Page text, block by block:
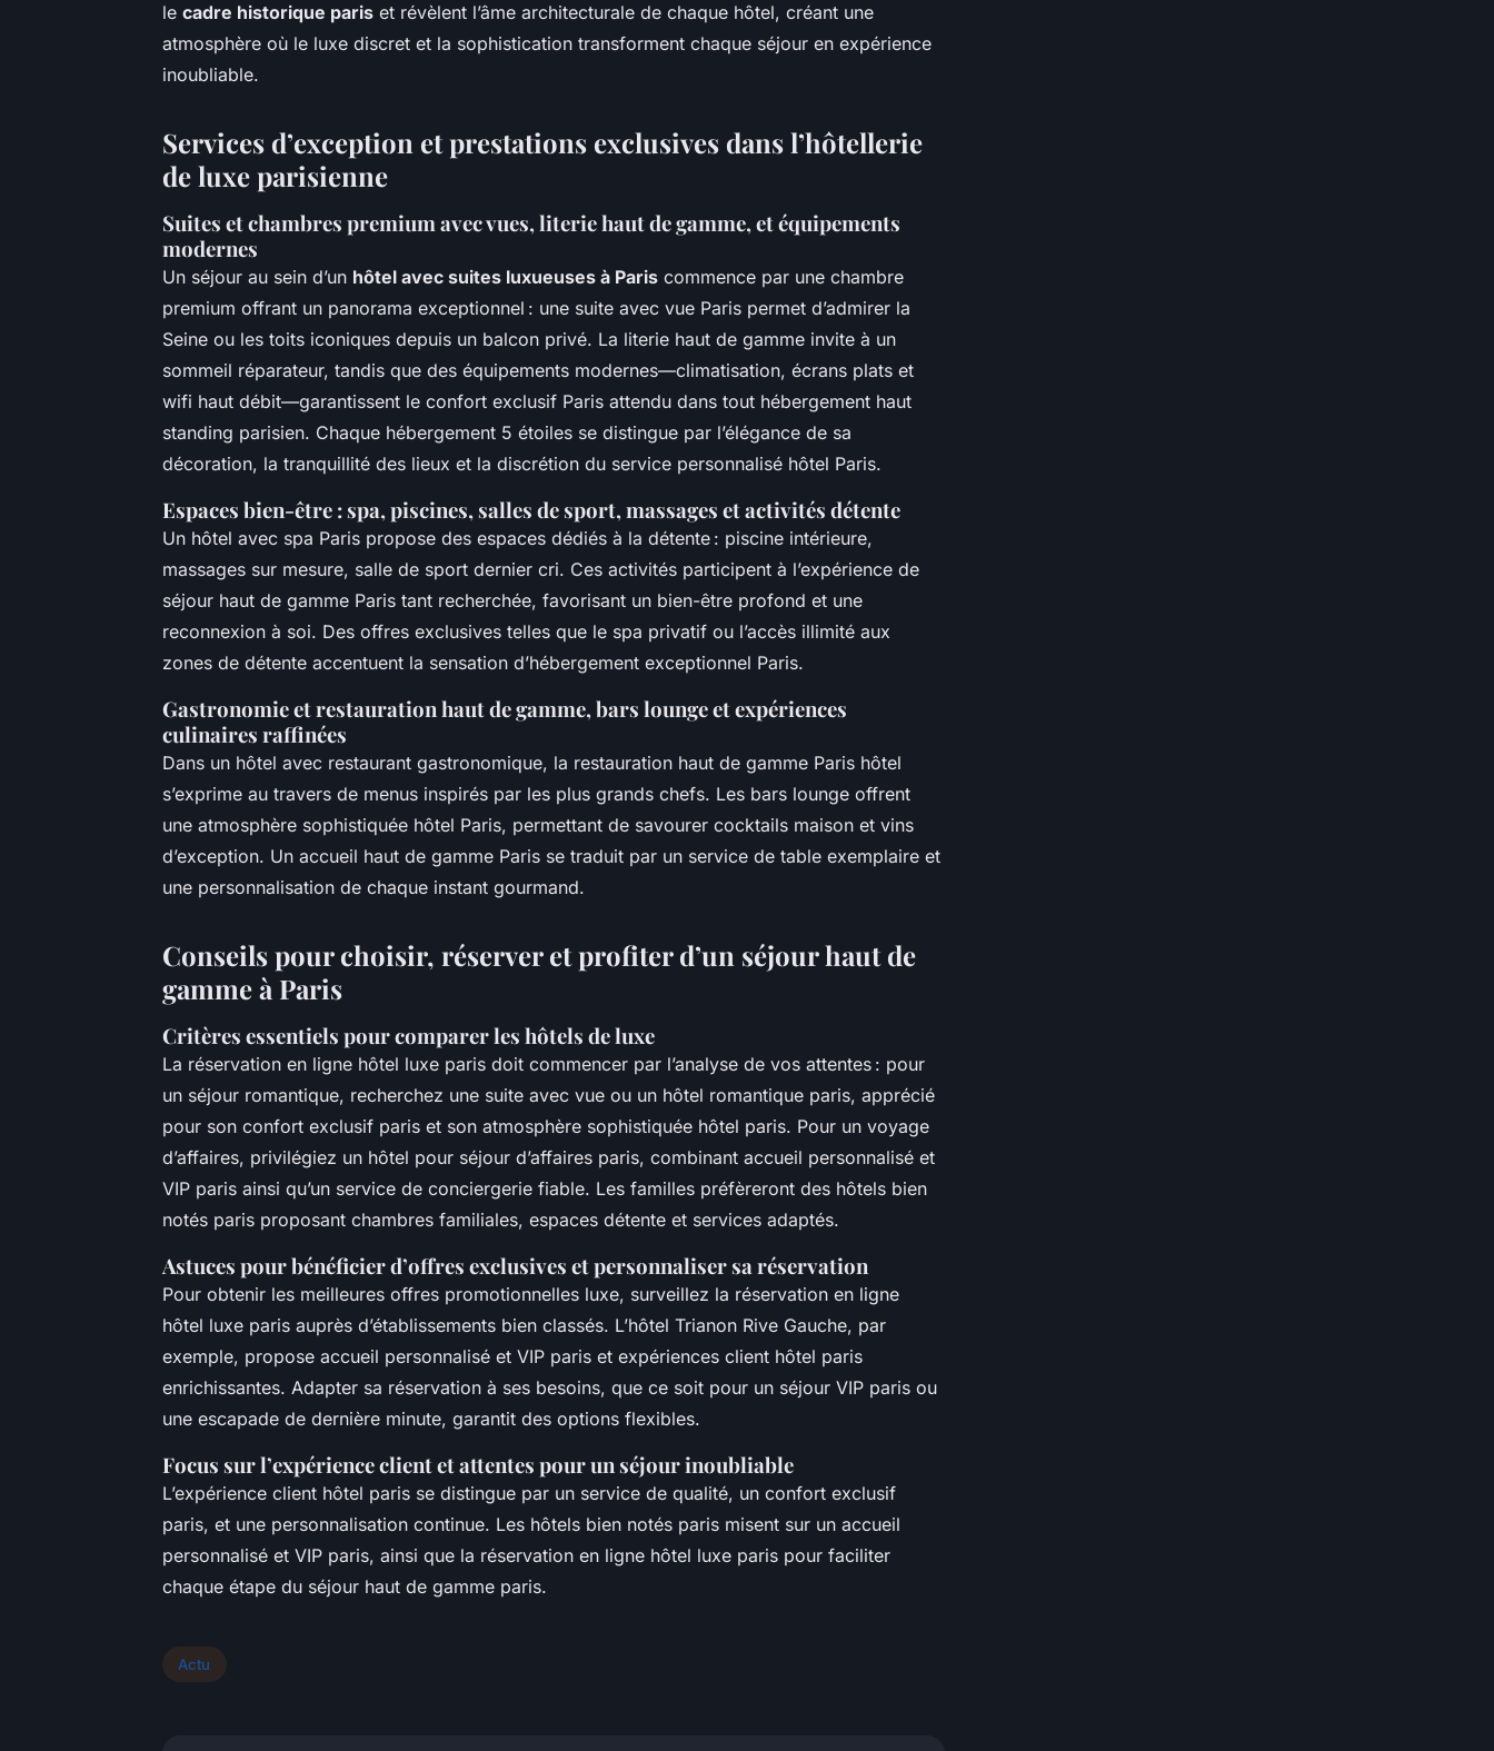
le cadre historique paris et révèlent l’âme architecturale de chaque hôtel, créant une
atmosphère où le luxe discret et la sophistication transforment chaque séjour en expérience
inoubliable.
Services d’exception et prestations exclusives dans l’hôtellerie
de luxe parisienne
Suites et chambres premium avec vues, literie haut de gamme, et équipements
modernes
Un séjour au sein d’un hôtel avec suites luxueuses à Paris commence par une chambre
premium offrant un panorama exceptionnel : une suite avec vue Paris permet d’admirer la
Seine ou les toits iconiques depuis un balcon privé. La literie haut de gamme invite à un
sommeil réparateur, tandis que des équipements modernes—climatisation, écrans plats et
wifi haut débit—garantissent le confort exclusif Paris attendu dans tout hébergement haut
standing parisien. Chaque hébergement 5 étoiles se distingue par l’élégance de sa
décoration, la tranquillité des lieux et la discrétion du service personnalisé hôtel Paris.
Espaces bien-être : spa, piscines, salles de sport, massages et activités détente
Un hôtel avec spa Paris propose des espaces dédiés à la détente : piscine intérieure,
massages sur mesure, salle de sport dernier cri. Ces activités participent à l’expérience de
séjour haut de gamme Paris tant recherchée, favorisant un bien-être profond et une
reconnexion à soi. Des offres exclusives telles que le spa privatif ou l’accès illimité aux
zones de détente accentuent la sensation d’hébergement exceptionnel Paris.
Gastronomie et restauration haut de gamme, bars lounge et expériences
culinaires raffinées
Dans un hôtel avec restaurant gastronomique, la restauration haut de gamme Paris hôtel
s’exprime au travers de menus inspirés par les plus grands chefs. Les bars lounge offrent
une atmosphère sophistiquée hôtel Paris, permettant de savourer cocktails maison et vins
d’exception. Un accueil haut de gamme Paris se traduit par un service de table exemplaire et
une personnalisation de chaque instant gourmand.
Conseils pour choisir, réserver et profiter d’un séjour haut de
gamme à Paris
Critères essentiels pour comparer les hôtels de luxe
La réservation en ligne hôtel luxe paris doit commencer par l’analyse de vos attentes : pour
un séjour romantique, recherchez une suite avec vue ou un hôtel romantique paris, apprécié
pour son confort exclusif paris et son atmosphère sophistiquée hôtel paris. Pour un voyage
d’affaires, privilégiez un hôtel pour séjour d’affaires paris, combinant accueil personnalisé et
VIP paris ainsi qu’un service de conciergerie fiable. Les familles préfèreront des hôtels bien
notés paris proposant chambres familiales, espaces détente et services adaptés.
Astuces pour bénéficier d’offres exclusives et personnaliser sa réservation
Pour obtenir les meilleures offres promotionnelles luxe, surveillez la réservation en ligne
hôtel luxe paris auprès d’établissements bien classés. L’hôtel Trianon Rive Gauche, par
exemple, propose accueil personnalisé et VIP paris et expériences client hôtel paris
enrichissantes. Adapter sa réservation à ses besoins, que ce soit pour un séjour VIP paris ou
une escapade de dernière minute, garantit des options flexibles.
Focus sur l’expérience client et attentes pour un séjour inoubliable
L’expérience client hôtel paris se distingue par un service de qualité, un confort exclusif
paris, et une personnalisation continue. Les hôtels bien notés paris misent sur un accueil
personnalisé et VIP paris, ainsi que la réservation en ligne hôtel luxe paris pour faciliter
chaque étape du séjour haut de gamme paris.
Actu